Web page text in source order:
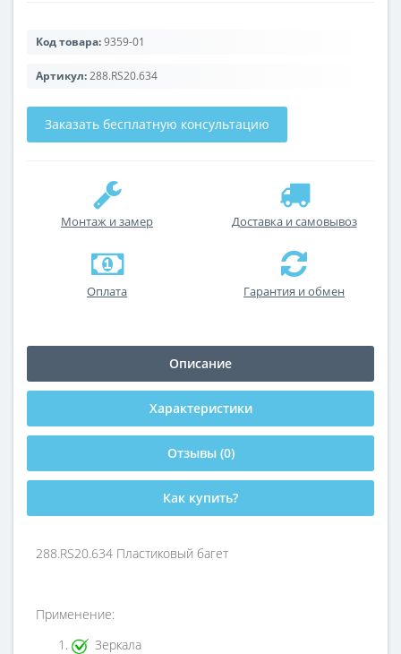
Код товара:9359-01
Артикул:288.RS20.634
Заказать бесплатную консультацию
Монтаж и замер Доставка и самовывоз
Оплата Гарантия и обмен
Описание
Характеристики
Отзывы (0)
Как купить?
288.RS20.634 Пластиковый багет
Применение:
Зеркала